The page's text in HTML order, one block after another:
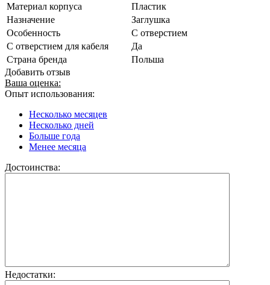
Материал корпуса
Пластик
Назначение
Заглушка
Особенность
С отверстием
С отверстием для кабеля
Да
Страна бренда
Польша
Добавить отзыв
Ваша оценка:
Опыт использования:
Несколько месяцев
Несколько дней
Больше года
Менее месяца
Достоинства:
Недостатки: